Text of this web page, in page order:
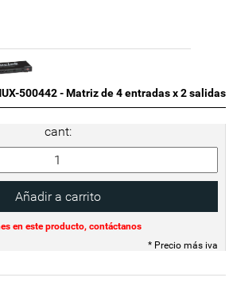
500442 - Matriz de 4 entradas x 2 salidas
cant:
en este producto, contáctanos
* Precio más iva